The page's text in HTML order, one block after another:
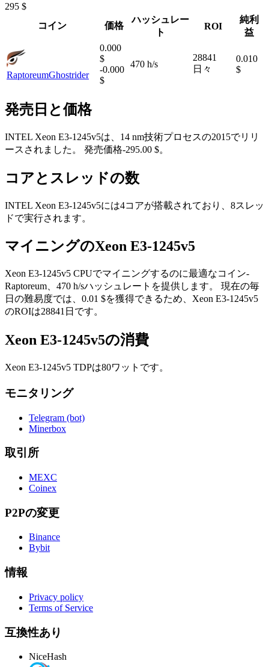
295 $
コイン
価格
ハッシュレー
ト
ROI
純利
益
RaptoreumGhostrider
0.000
$
-0.000
$
470 h/s
28841
日々
0.010
$
発売日と価格
INTEL Xeon E3-1245v5は、14 nm技術プロセスの2015でリリ
ースされました。 発売価格-295.00 $。
コアとスレッドの数
INTEL Xeon E3-1245v5には4コアが搭載されており、8スレッ
ドで実行されます。
マイニングのXeon E3-1245v5
Xeon E3-1245v5 CPUでマイニングするのに最適なコイン-
Raptoreum、470 h/sハッシュレートを提供します。 現在の毎
日の難易度では、0.01 $を獲得できるため、Xeon E3-1245v5
のROIは28841日です。
Xeon E3-1245v5の消費
Xeon E3-1245v5 TDPは80ワットです。
モニタリング
Telegram (bot)
Minerbox
取引所
MEXC
Coinex
P2Pの変更
Binance
Bybit
情報
Privacy policy
Terms of Service
互換性あり
NiceHash